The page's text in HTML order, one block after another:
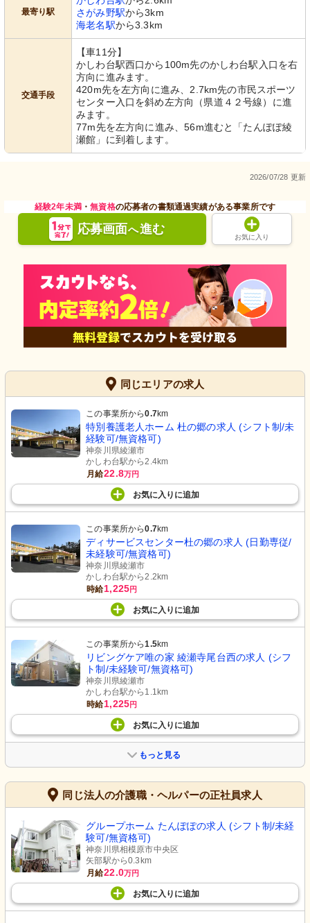
最寄り駅
さがみ野駅から3km
海老名駅から3.3km
交通手段
【車11分】
かしわ台駅西口から100m先のかしわ台駅入口を右
方向に進みます。
420m先を左方向に進み、2.7km先の市民スポーツ
センター入口を斜め左方向（県道４２号線）に進
みます。
77m先を左方向に進み、56m進むと「たんぽぽ綾
瀬館」に到着します。
2026/07/28 更新
経験2年未満・無資格の応募者の書類通過実績がある事業所です
応募画面へ進む
お気に入り
同じエリアの求人
この事業所から0.7km
特別養護老人ホーム 杜の郷の求人 (シフト制/未
経験可/無資格可)
神奈川県綾瀬市
かしわ台駅から2.4km
月給22.8万円
お気に入り に追加
この事業所から0.7km
ディサービスセンター杜の郷の求人 (日勤専従/
未経験可/無資格可)
神奈川県綾瀬市
かしわ台駅から2.2km
時給1,225円
お気に入り に追加
この事業所から1.5km
リビングケア唯の家 綾瀬寺尾台西の求人 (シフ
ト制/未経験可/無資格可)
神奈川県綾瀬市
かしわ台駅から1.1km
時給1,225円
お気に入り に追加
もっと見る
同じ法人の介護職・ヘルパーの正社員求人
グループホーム たんぽぽの求人 (シフト制/未経
験可/無資格可)
神奈川県相模原市中央区
矢部駅から0.3km
月給22.0万円
お気に入り に追加